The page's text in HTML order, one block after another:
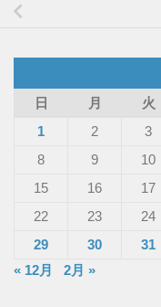
日
月 火
1
2 3
8
9 10
15
16 17
22
23 24
29
30
31
« 12月
2月 »